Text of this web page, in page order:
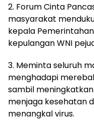
2. Forum Cinta
masyarakat
kepala
kepulangan WNI
3. Meminta seluruh
menghadapi
sambil
menjaga kesehatan
menangkal virus.